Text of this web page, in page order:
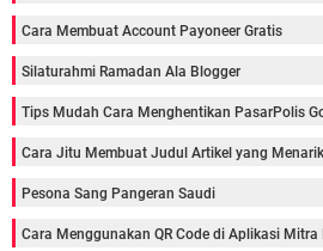
Cara Membuat Account Payoneer Gratis
Silaturahmi Ramadan Ala Blogger
Tips Mudah Cara Menghentikan PasarPolis
Cara Jitu Membuat Judul Artikel yang Menarik
Pesona Sang Pangeran Saudi
Cara Menggunakan QR Code di Aplikasi